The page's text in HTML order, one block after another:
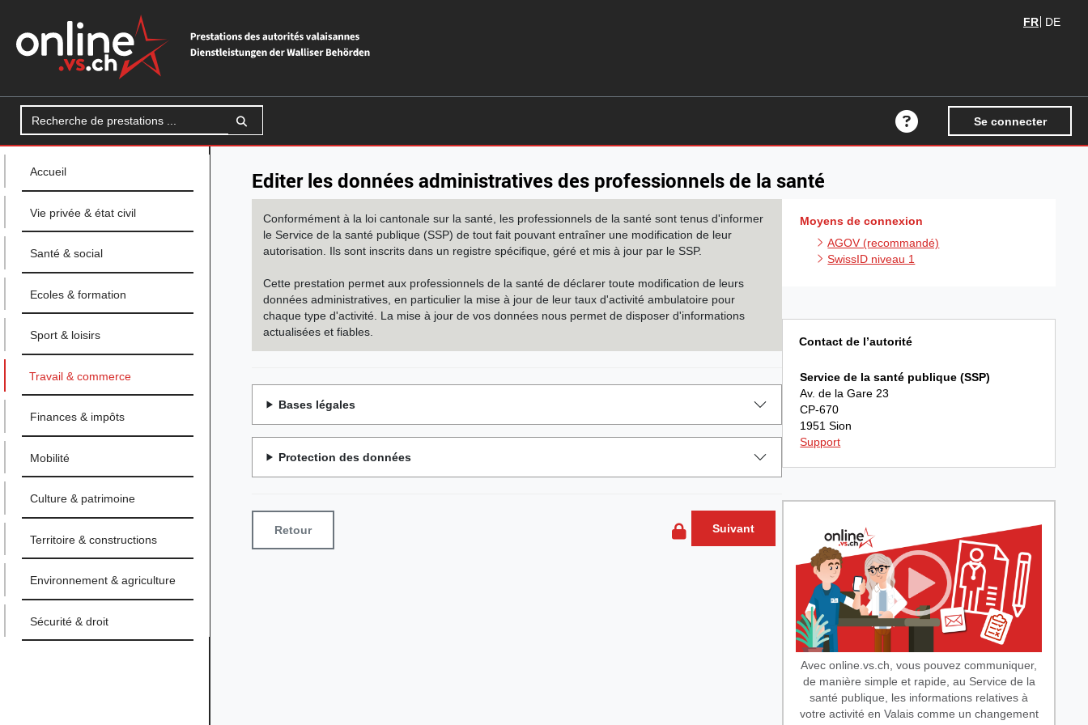
FR DE
Recherche de prestations
Chercher
Aide en ligne
Se connecter
Accueil
Vie privée & état civil
Santé & social
Ecoles & formation
Sport & loisirs
Travail & commerce
Finances & impôts
Mobilité
Culture & patrimoine
Territoire & constructions
Environnement & agriculture
Sécurité & droit
Editer les données administratives des professionnels de la santé
Conformément à la loi cantonale sur la santé, les professionnels de la santé sont tenus d'informer
le Service de la santé publique (SSP) de tout fait pouvant entraîner une modification de leur
autorisation. Ils sont inscrits dans un registre spécifique, géré et mis à jour par le SSP.
Cette prestation permet aux professionnels de la santé de déclarer toute modification de leurs
données administratives, en particulier la mise à jour de leur taux d'activité ambulatoire pour
chaque type d'activité. La mise à jour de vos données nous permet de disposer d'informations
actualisées et fiables.
Bases légales
Protection des données
Retour Suivant
Moyens de connexion
AGOV (recommandé)
SwissID niveau 1
Contact de l’autorité
Service de la santé publique (SSP)
Av. de la Gare 23
CP-670
1951 Sion
Support
Avec online.vs.ch, vous pouvez communiquer,
de manière simple et rapide, au Service de la
santé publique, les informations relatives à
votre activité en Valais comme un changement